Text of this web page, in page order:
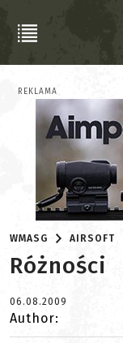
REKLAMA
WMASG AIRSOFT
Różności
06.08.2009
Author: